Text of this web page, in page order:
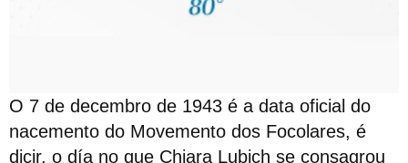
O 7 de decembro de 1943 é a data oficial do
nacemento do Movemento dos Focolares, é
dicir, o día no que Chiara Lubich se consagrou